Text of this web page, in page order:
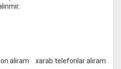
aliram
xarab telefonlar aliram